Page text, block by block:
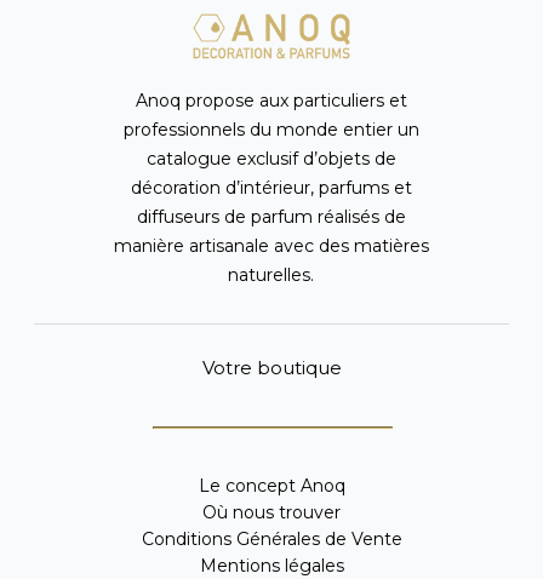
Anoq propose aux particuliers et
professionnels du monde entier un
catalogue exclusif d’objets de
décoration d’intérieur, parfums et
diffuseurs de parfum réalisés de
manière artisanale avec des matières
naturelles.
Votre boutique
Le concept Anoq
Où nous trouver
Conditions Générales de Vente
Mentions légales